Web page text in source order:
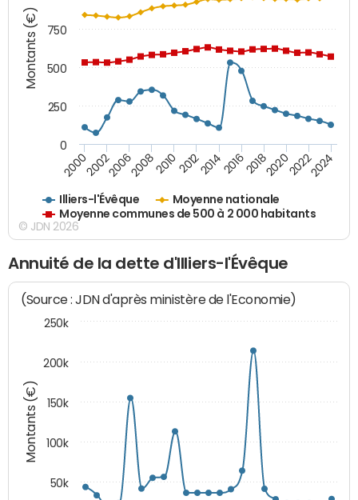
Montants (€)
Illiers-l'Évêque
Moyenne nationale
Moyenne communes de 500 à 2 000 habitants
200020022006200820102012201420162018202020222024
0
250
500
750
© JDN 2026
Annuité de la dette d'Illiers-l'Évêque
Montants (€)
(Source : JDN d'après ministère de l'Economie)
50k
100k
150k
200k
250k